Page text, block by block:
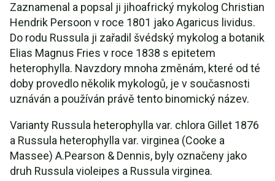
Zaznamenal a popsal ji jihoafrický mykolog Christian
Hendrik Persoon v roce 1801 jako Agaricus lividus.
Do rodu Russula ji zařadil švédský mykolog a botanik
Elias Magnus Fries v roce 1838 s epitetem
heterophylla. Navzdory mnoha změnám, které od té
doby provedlo několik mykologů, je v současnosti
uznáván a používán právě tento binomický název.
Varianty Russula heterophylla var. chlora Gillet 1876
a Russula heterophylla var. virginea (Cooke a
Massee) A.Pearson & Dennis, byly označeny jako
druh Russula violeipes a Russula virginea.